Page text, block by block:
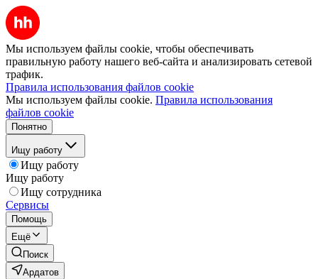
Мы используем файлы cookie, чтобы обеспечивать
правильную работу нашего веб-сайта и анализировать сетевой
трафик.
Правила использования файлов cookie
Мы используем файлы cookie. Правила использования
файлов cookie
Понятно
Ищу работу
Ищу работу
Ищу работу
Ищу сотрудника
Сервисы
Помощь
Ещё
Поиск
Ардатов